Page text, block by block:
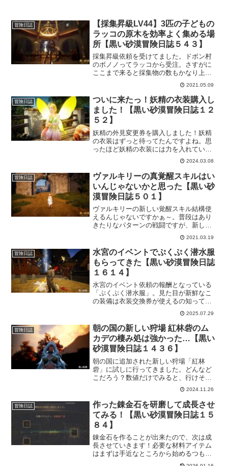
冒険日誌
【採集昇級LV44】3匹の子どもの
ラッコの原木を効率よく集める場
所【黒い砂漠冒険日誌５４３】
採集昇級依頼を受けてました。ドボン村
のボノノってラッコから受注。さすがに
ここまで来ると採集物の数もかなり上が
ってます。なので出来るだけ効率よく集
めたいところ。だけど、数は多いけど目
的の採集物は意外と簡単に見つかるので
しっかりと道具を用意して挑みましょ。
2021.05.09
冒険日誌
ついに来たっ！妖精の衣装購入し
ました！【黒い砂漠冒険日誌１２
５２】
妖精の外見変更券を購入しました！妖精
の衣装はずっと待ってたんですよね。思
ったほど妖精の衣装には力を入れていな
いのかと思ってたので、嬉しい楽しい大
好きっ！2種類販売されてますが、今回は
1種類だけ購入。機会があればもう一つも
買ってあげたいなと思います。
2024.03.08
冒険日誌
ヴァルキリーの真覚醒スキルはい
いんじゃないかと思った【黒い砂
漠冒険日誌５０１】
ヴァルキリーの新しい覚醒スキル結構使
えるんじゃないですかぁ～。普段はあり
きたりなパターンの戦闘ですが、新しい
覚醒スキルでちょっと新鮮味が出て楽し
くなってきました。と、いっても元々プ
レイヤースキルが低いので知れてますけ
どねｗ他にもスズラン宴会とか馬レース
の事も書いておきますー。
2021.03.19
冒険日誌
水宮のイベントでぷくぷく潜水服
もらってきた【黒い砂漠冒険日誌
１６１４】
水宮のイベント依頼の報酬となっている
「ぷくぷく潜水服」。見た目が新鮮なこ
の装備は衣装交換券が使えるの知ってま
した？衣装に交換したい時の性能が中々
なもので、海なら「ココ衣装」と思って
た私の常識を覆されるかもしれない！と
思ったので確認してきました。
2025.07.29
冒険日誌
朝の国の新しい狩場 紅林砦のム
カデの棲み処は強かった…【黒い
砂漠冒険日誌１４３６】
朝の国に追加された新しい狩場「紅林
砦」に試しに行ってきました。どんなど
こだろう？数値だけでみると、行けそう
なは気はしましたけど、実際行ってみな
いとわからないですからね。うまく狩り
が出来るなら少しは留まってアイテム集
めもいいかもしれない。
2024.11.26
冒険日誌
作った錬金石を研磨して成長させ
てみる！【黒い砂漠冒険日誌１５
８４】
錬金石を作ることが出来たので、次は成
長させていきます！必要な材料アイテム
はまずは手近なところから始めるつもり
で「銅の塊」を選びました。加熱するだ